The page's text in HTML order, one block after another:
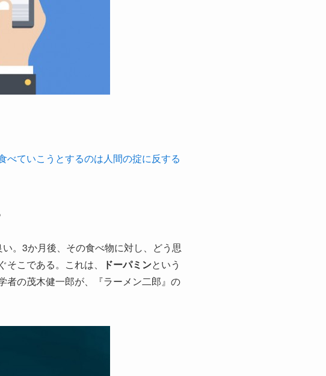
べていこうとするのは人間の掟に反する
。3か月後、その食べ物に対し、どう思
こである。これは、
ドーパミンという
者の茂木健一郎が、『ラーメン二郎』の